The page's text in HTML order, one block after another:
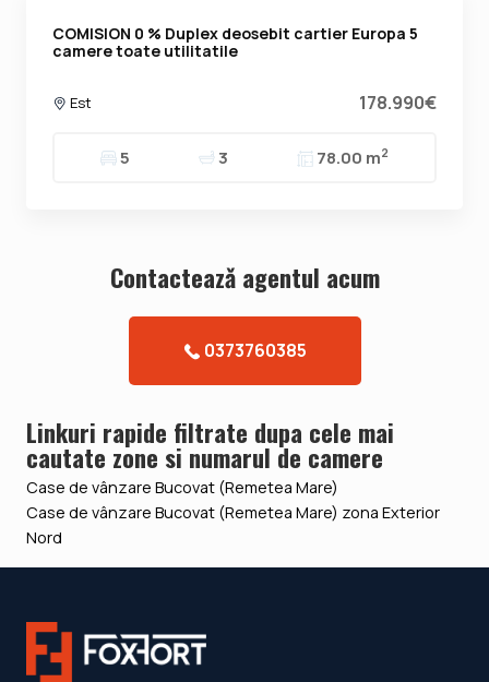
COMISION 0 % Duplex deosebit cartier Europa 5
camere toate utilitatile
Est 178.990€
5 3 78.00 m2
Contacteazǎ agentul acum
0373760385
Linkuri rapide filtrate dupa cele mai
cautate zone si numarul de camere
Case de vânzare Bucovat (Remetea Mare)
Case de vânzare Bucovat (Remetea Mare) zona Exterior
Nord